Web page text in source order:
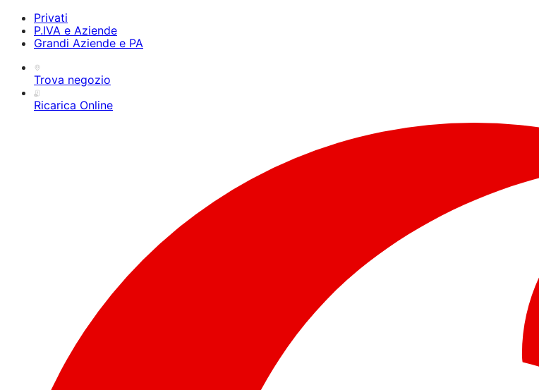
Privati
P.IVA e Aziende
Grandi Aziende e PA
Trova negozio
Ricarica Online